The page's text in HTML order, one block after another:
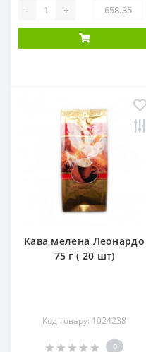
- +
Кава мелена Леонардо
75 г ( 20 шт)
Код товару: 1024238
0